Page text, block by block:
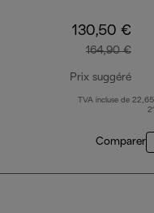
130,50 €
164,90 €
Prix suggéré
TVA incluse de
Comparer